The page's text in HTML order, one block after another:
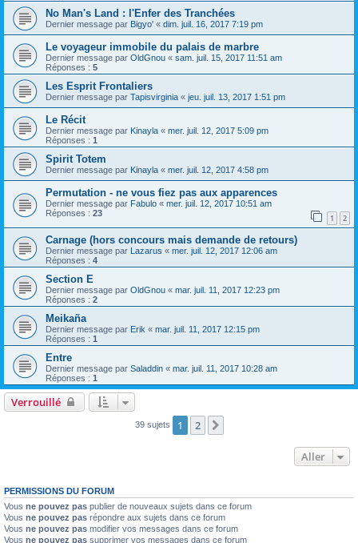
No Man's Land : l'Enfer des Tranchées
Dernier message par Bigyo' « dim. juil. 16, 2017 7:19 pm
Le voyageur immobile du palais de marbre
Dernier message par OldGnou « sam. juil. 15, 2017 11:51 am
Réponses : 5
Les Esprit Frontaliers
Dernier message par Tapisvirginia « jeu. juil. 13, 2017 1:51 pm
Le Récit
Dernier message par Kinayla « mer. juil. 12, 2017 5:09 pm
Réponses : 1
Spirit Totem
Dernier message par Kinayla « mer. juil. 12, 2017 4:58 pm
Permutation - ne vous fiez pas aux apparences
Dernier message par Fabulo « mer. juil. 12, 2017 10:51 am
Réponses : 23 1 2
Carnage (hors concours mais demande de retours)
Dernier message par Lazarus « mer. juil. 12, 2017 12:06 am
Réponses : 4
Section E
Dernier message par OldGnou « mar. juil. 11, 2017 12:23 pm
Réponses : 2
Meikaña
Dernier message par Erik « mar. juil. 11, 2017 12:15 pm
Réponses : 1
Entre
Dernier message par Saladdin « mar. juil. 11, 2017 10:28 am
Réponses : 1
Verrouillé
39 sujets 1 2
Aller
PERMISSIONS DU FORUM
Vous ne pouvez pas publier de nouveaux sujets dans ce forum
Vous ne pouvez pas répondre aux sujets dans ce forum
Vous ne pouvez pas modifier vos messages dans ce forum
Vous ne pouvez pas supprimer vos messages dans ce forum